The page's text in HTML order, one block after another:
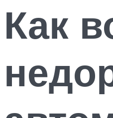
Как